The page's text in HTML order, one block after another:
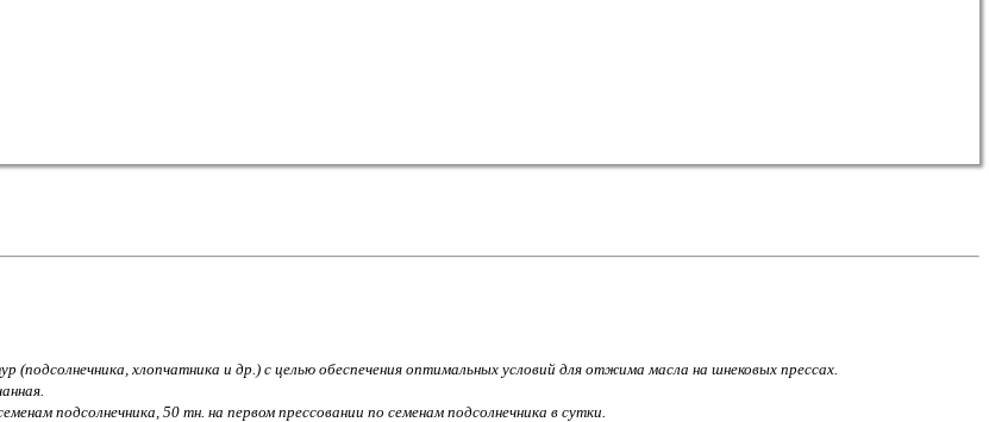
хлопчатника и др.) с целью обеспечения оптимальных условий для отжима масла на шнековых прессах.
подсолнечника, 50 тн. на первом прессовании по семенам подсолнечника в сутки.